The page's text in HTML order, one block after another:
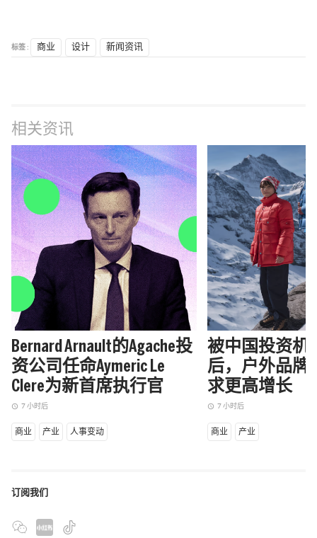
标签 : 商业 设计 新闻资讯
相关资讯
Bernard Arnault的Agache投
资公司任命Aymeric Le
Clere为新首席执行官
access_time 7 小时后
商业 产业 人事变动
被中国投资机
后，户外品牌
求更高增长
access_time 7 小时后
商业 产业
订阅我们